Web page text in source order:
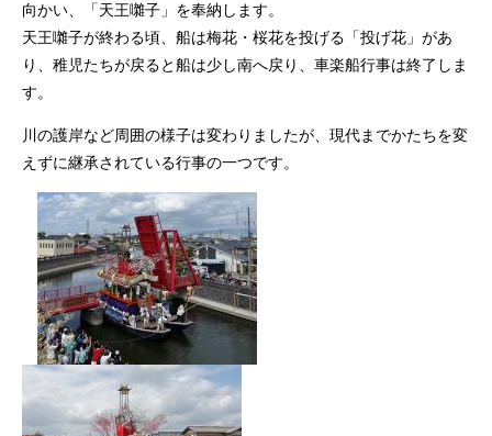
向かい、「天王囃子」を奉納します。
天王囃子が終わる頃、船は梅花・桜花を投げる「投げ花」があ
り、稚児たちが戻ると船は少し南へ戻り、車楽船行事は終了しま
す。
川の護岸など周囲の様子は変わりましたが、現代までかたちを変
えずに継承されている行事の一つです。